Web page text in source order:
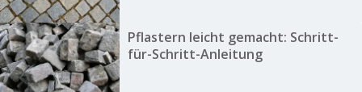
Pflastern leicht gemacht: Schritt-
für-Schritt-Anleitung